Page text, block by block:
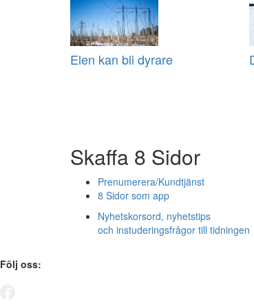
Elen kan bli dyrare
Skaffa 8 Sidor
Prenumerera/Kundtjänst
8 Sidor som app
Nyhetskorsord, nyhetstips
och instuderingsfrågor till tidningen
Följ oss: